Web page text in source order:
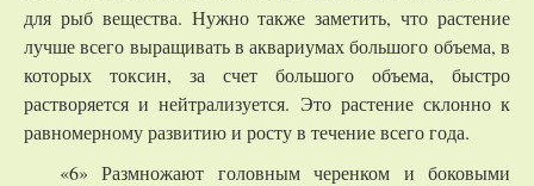
для рыб вещества. Нужно также заметить, что растение
лучше всего выращивать в аквариумах большого объема, в
которых токсин, за счет большого объема, быстро
растворяется и нейтрализуется. Это растение склонно к
равномерному развитию и росту в течение всего года.
«6» Размножают головным черенком и боковыми